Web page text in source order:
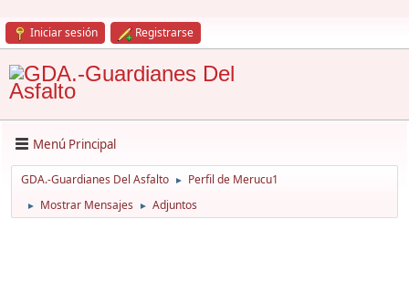
Iniciar sesión Registrarse
Menú Principal
GDA.-Guardianes Del Asfalto ► Perfil de Merucu1
► Mostrar Mensajes ► Adjuntos